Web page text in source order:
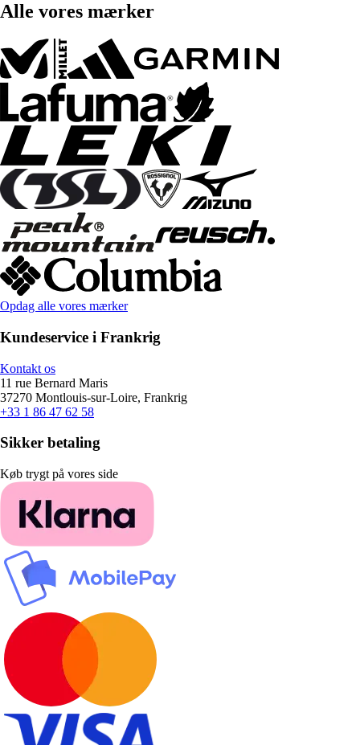
Alle vores mærker
Opdag alle vores mærker
Kundeservice i Frankrig
Kontakt os
11 rue Bernard Maris
37270 Montlouis-sur-Loire, Frankrig
+33 1 86 47 62 58
Sikker betaling
Køb trygt på vores side